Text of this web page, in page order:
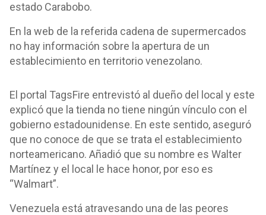
estado Carabobo.
En la web de la referida cadena de supermercados
no hay información sobre la apertura de un
establecimiento en territorio venezolano.
El portal TagsFire entrevistó al dueño del local y este
explicó que la tienda no tiene ningún vínculo con el
gobierno estadounidense. En este sentido, aseguró
que no conoce de que se trata el establecimiento
norteamericano. Añadió que su nombre es Walter
Martínez y el local le hace honor, por eso es
“Walmart”.
Venezuela está atravesando una de las peores